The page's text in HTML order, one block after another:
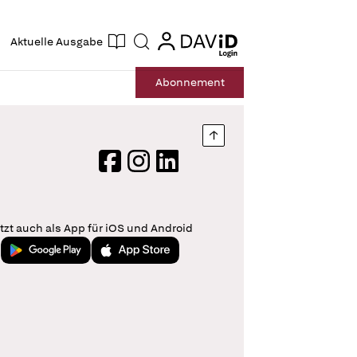
Aktuelle Ausgabe Suche login
login
Abonnement
Nach oben springen
FacebookInstagram
LinkedIn
auch als App für iOS und Android
Jetzt bei Google PlayLaden im App Store